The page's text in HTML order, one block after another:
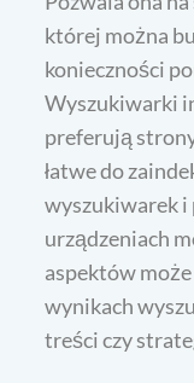
której można
konieczności
Wyszukiwarki
preferują
łatwe do
wyszukiwarek i
urządzeniach
aspektów
wynikach
treści czy